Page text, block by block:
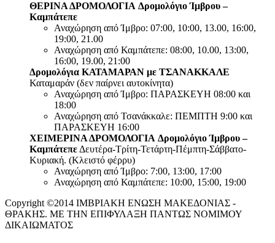
ΘΕΡΙΝΑ ΔΡΟΜΟΛΟΓΙΑ Δρομολόγιο Ίμβρου –
Καμπάτεπε
Αναχώρηση από Ίμβρο: 07:00, 10:00, 13.00, 16:00,
19:00, 21.00
Αναχώρηση από Καμπάτεπε: 08:00, 10.00, 13:00,
16:00, 19.00, 21:00
Δρομολόγια ΚΑΤΑΜΑΡΑΝ με ΤΣΑΝΑΚΚΑΛΕ
Καταμαράν (δεν παίρνει αυτοκίνητα)
Αναχώρηση από Ίμβρο: ΠΑΡΑΣΚΕΥΗ 08:00 και
18:00
Αναχώρηση από Τσανάκκαλε: ΠΕΜΠΤΗ 9:00 και
ΠΑΡΑΣΚΕΥΗ 16:00
ΧΕΙΜΕΡΙΝΑ ΔΡΟΜΟΛΟΓΙΑ Δρομολόγιο Ίμβρου –
Καμπάτεπε Δευτέρα-Τρίτη-Τετάρτη-Πέμπτη-Σάββατο-
Κυριακή. (Κλειστό φέρρυ)
Αναχώρηση από Ίμβρο: 7:00, 13:00, 17:00
Αναχώρηση από Καμπάτεπε: 10:00, 15:00, 19:00
Copyright ©2014 ΙΜΒΡΙΑΚΗ ΕΝΩΣΗ ΜΑΚΕΔΟΝΙΑΣ -
ΘΡΑΚΗΣ. ΜΕ ΤΗΝ ΕΠΙΦΥΛΑΞΗ ΠΑΝΤΩΣ ΝΟΜΙΜΟΥ
ΔΙΚΑΙΩΜΑΤΟΣ